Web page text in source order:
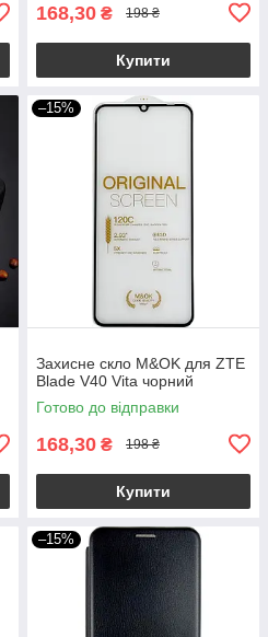
168,30 ₴ 198 ₴
Купити
–15%
Захисне скло M&OK для ZTE
Blade V40 Vita чорний
Готово до відправки
168,30 ₴ 198 ₴
Купити
–15%